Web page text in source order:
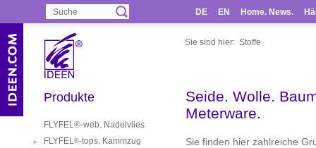
DE EN Home. News.
Sie sind hier: Stoffe
Produkte
FLYFEL®-web. Nadelvlies
FLYFEL®-tops. Kammzug
Seide. Wolle.
Meterware.
Sie finden hier zahlreiche